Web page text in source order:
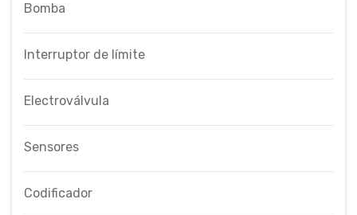
Bomba
Interruptor de límite
Electroválvula
Sensores
Codificador